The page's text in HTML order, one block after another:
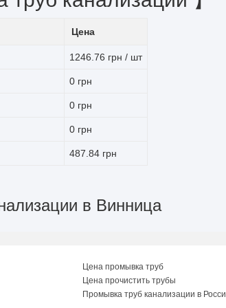
Цена
1246.76 грн / шт
0 грн
0 грн
0 грн
487.84 грн
в Винница
Цена промывка труб
Цена прочистить трубы
Промывка труб канализации в